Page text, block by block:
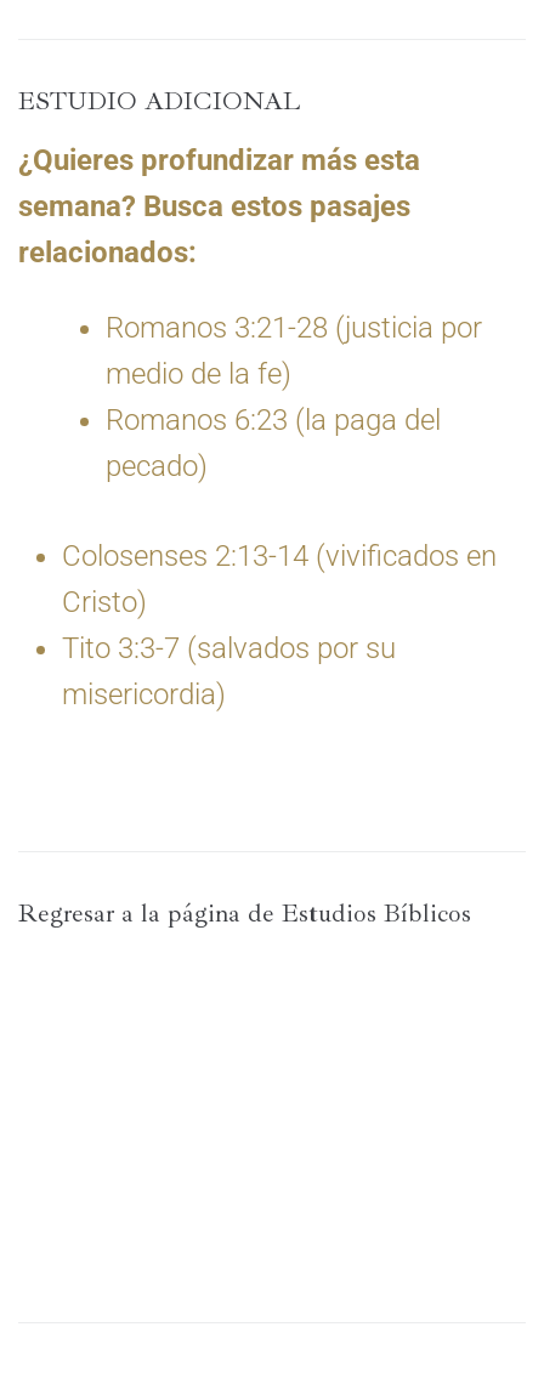
ESTUDIO ADICIONAL
¿Quieres profundizar más esta
semana? Busca estos pasajes
relacionados:
Romanos 3:21-28 (justicia por
medio de la fe)
Romanos 6:23 (la paga del
pecado)
Colosenses 2:13-14 (vivificados en
Cristo)
Tito 3:3-7 (salvados por su
misericordia)
Regresar a la página de Estudios Bíblicos